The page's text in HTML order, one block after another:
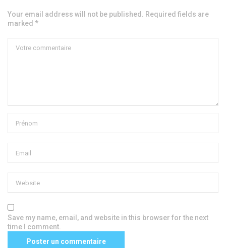
Your email address will not be published. Required fields are
marked *
Save my name, email, and website in this browser for the next
time I comment.